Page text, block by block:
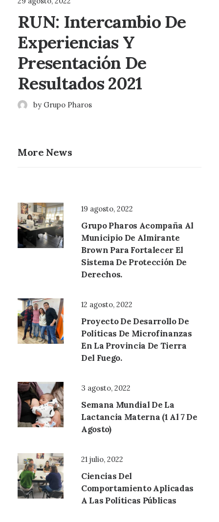
RUN: Intercambio De
Experiencias Y
Presentación De
Resultados 2021
by Grupo Pharos
More News
19 agosto, 2022
Grupo Pharos Acompaña Al
Municipio De Almirante
Brown Para Fortalecer El
Sistema De Protección De
Derechos.
12 agosto, 2022
Proyecto De Desarrollo De
Políticas De Microfinanzas
En La Provincia De Tierra
Del Fuego.
3 agosto, 2022
Semana Mundial De La
Lactancia Materna (1 Al 7 De
Agosto)
21 julio, 2022
Ciencias Del
Comportamiento Aplicadas
A Las Políticas Públicas